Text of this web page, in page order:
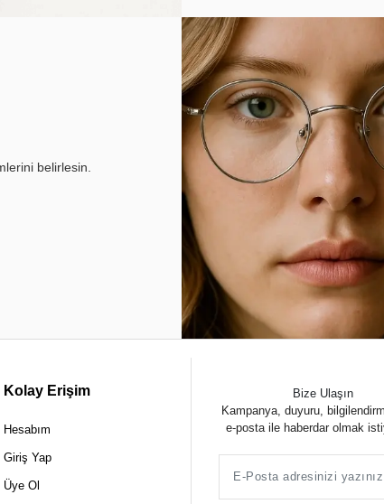
belirlesin.
Kolay Erişim
Hesabım
Giriş Yap
Üye Ol
Bize Ulaşın
Kampanya, duyuru,
e-posta ile haberdar olmak